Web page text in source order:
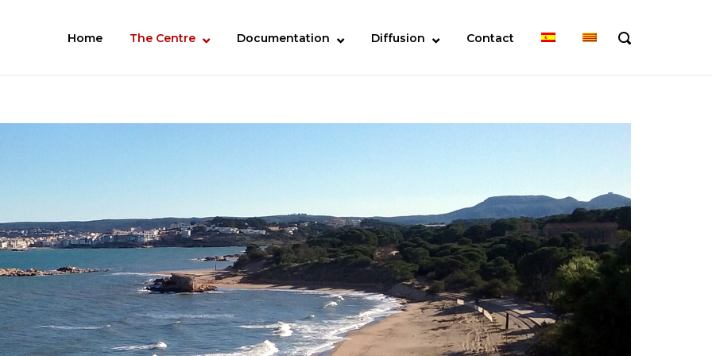
Home The Centre Documentation Diffusion Contact
OPEN